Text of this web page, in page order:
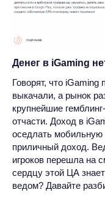
Денег в iGaming
Говорят, что iGaming
выкачали, а рынок
крупнейшие
отчасти. Доход в
оседлать мобильную
приличный доход.
игроков перешла на
сердцу этой ЦА
ведом? Давайте